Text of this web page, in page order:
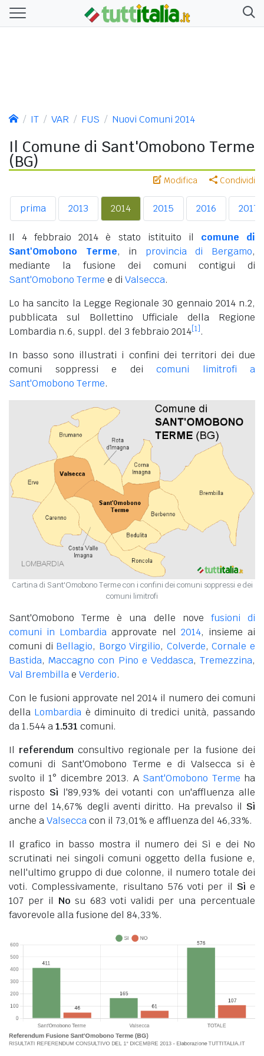
IT VAR FUS Nuovi Comuni 2014
Il Comune di Sant'Omobono Terme
(BG)
Modifica Condividi
prima 2013 2014 2015 2016 2017
Il 4 febbraio 2014 è stato istituito il comune di
Sant'Omobono Terme, in provincia di Bergamo,
mediante la fusione dei comuni contigui di
Sant'Omobono Terme e di Valsecca.
Lo ha sancito la Legge Regionale 30 gennaio 2014 n.2,
pubblicata sul Bollettino Ufficiale della Regione
Lombardia n.6, suppl. del 3 febbraio 2014 [1] .
In basso sono illustrati i confini dei territori dei due
comuni soppressi e dei comuni limitrofi a
Sant'Omobono Terme.
Cartina di Sant'Omobono Terme con i confini dei comuni soppressi e dei
comuni limitrofi
Sant'Omobono Terme è una delle nove fusioni di
comuni in Lombardia approvate nel 2014, insieme ai
comuni di Bellagio, Borgo Virgilio, Colverde,Cornale e
Bastida,Maccagno con Pino e Veddasca,Tremezzina,
Val Brembillae Verderio.
Con le fusioni approvate nel 2014 il numero dei comuni
della Lombardia è diminuito di tredici unità, passando
da 1.544 a1.531 comuni.
Il referendum consultivo regionale per la fusione dei
comuni di Sant'Omobono Terme e di Valsecca si è
svolto il 1° dicembre 2013. A Sant'Omobono Terme ha
risposto Sì l'89,93% dei votanti con un'affluenza alle
urne del 14,67% degli aventi diritto. Ha prevalso il Sì
anche aValseccacon il 73,01% e affluenza del 46,33%.
Il grafico in basso mostra il numero dei Sì e dei No
scrutinati nei singoli comuni oggetto della fusione e,
nell'ultimo gruppo di due colonne, il numero totale dei
voti. Complessivamente, risultano 576 voti per il Sì e
107 per il Nosu 683 voti validi per una percentuale
favorevole alla fusione del 84,33%.